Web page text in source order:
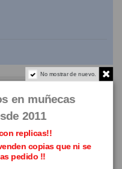
No mostrar de nuevo.
en muñecas
2011
replicas!!
copias que ni se
pedido !!